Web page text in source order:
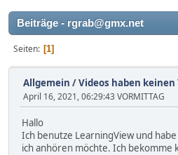
Beiträge - rgrab@gmx.net
Seiten 1
Allgemein /Videos haben keinen
April 16, 2021, 06:29:43 VORMITTAG
Hallo
Ich benutze LearningView und
ich anhören möchte. Ich bekomme